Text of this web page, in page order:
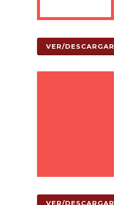
VER/DESCARGAR
VER/DESCARGAR